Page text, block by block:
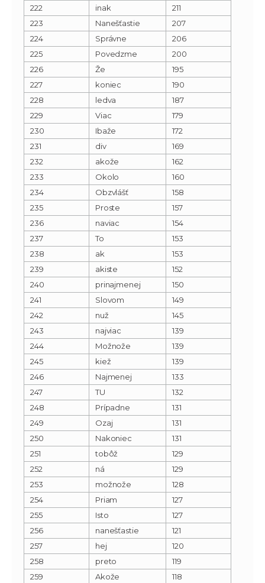
222
inak
211
223
Nanešťastie
207
224
Správne
206
225
Povedzme
200
226
Že
195
227
koniec
190
228
ledva
187
229
Viac
179
230
Ibaže
172
231
div
169
232
akože
162
233
Okolo
160
234
Obzvlášť
158
235
Proste
157
236
naviac
154
237
To
153
238
ak
153
239
akiste
152
240
prinajmenej
150
241
Slovom
149
242
nuž
145
243
najviac
139
244
Možnože
139
245
kiež
139
246
Najmenej
133
247
TU
132
248
Prípadne
131
249
Ozaj
131
250
Nakoniec
131
251
tobôž
129
252
ná
129
253
možnože
128
254
Priam
127
255
Isto
127
256
nanešťastie
121
257
hej
120
258
preto
119
259
Akože
118